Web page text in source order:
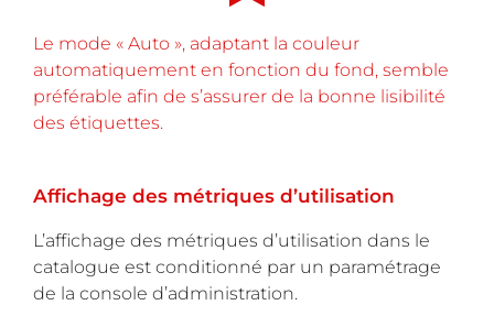
Le mode « Auto », adaptant la couleur
automatiquement en fonction du fond, semble
préférable afin de s’assurer de la bonne lisibilité
des étiquettes.
Affichage des métriques d’utilisation
L’affichage des métriques d’utilisation dans le
catalogue est conditionné par un paramétrage
de la console d’administration.